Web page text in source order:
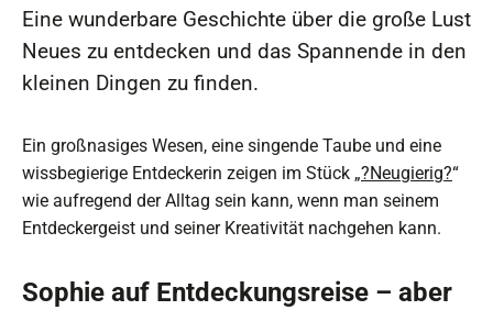
Eine wunderbare Geschichte über die große Lust
Neues zu entdecken und das Spannende in den
kleinen Dingen zu finden.
Ein großnasiges Wesen, eine singende Taube und eine
wissbegierige Entdeckerin zeigen im Stück „?Neugierig?“
wie aufregend der Alltag sein kann, wenn man seinem
Entdeckergeist und seiner Kreativität nachgehen kann.
Sophie auf Entdeckungsreise – aber